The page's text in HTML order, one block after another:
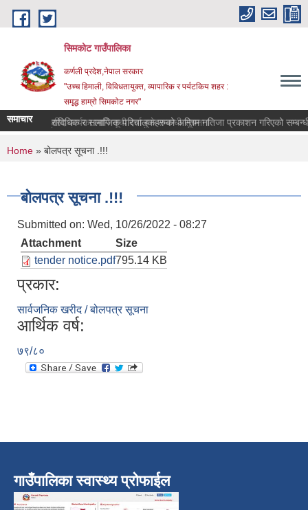
Skip to main content
सिमकोट गाउँपालिका
कर्णली प्रदेश,नेपाल सरकार
"उच्च हिमाली, विविधतायुक्त, व्यापारिक र पर्यटकिय शहर :
समृद्ध हाम्रो सिमकोट नगर"
समाचार सेवा खरिद कार्यका लागि सूची दर्ता हुने सम्बन्धी सूचना l
वास प्राविधिक र सामाजिक परिचालकहरुको अन्तिम नतिजा प्रकाशन गरिएको
You are here
Home » बोलपत्र सूचना .!!!
बोलपत्र सूचना .!!!
Submitted on: Wed, 10/26/2022 - 08:27
Attachment
Size
tender notice.pdf795.14 KB
प्रकार:
सार्वजनिक खरीद / बोलपत्र सूचना
आर्थिक वर्ष:
७९/८०
गाउँपालिका स्वास्थ्य प्रोफाईल